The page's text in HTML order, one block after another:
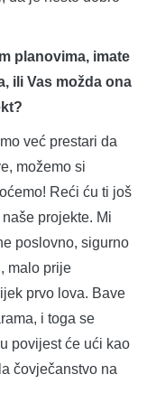
planovima, imate
ili Vas možda ona
već prestari da
možemo si
Reći ću ti još
projekte. Mi
poslovno, sigurno
malo prije
prvo lova. Bave
i toga se
povijest će ući kao
čovječanstvo na